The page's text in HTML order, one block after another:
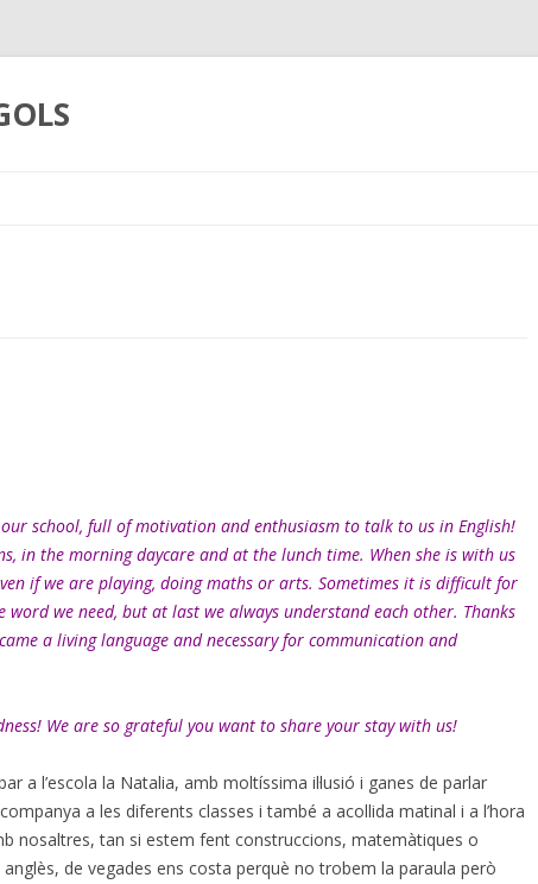
school, full of motivation and enthusiasm to talk to us in English!
in the morning daycare and at the lunch time. When she is with us
if we are playing, doing maths or arts. Sometimes it is difficult for
word we need, but at last we always understand each other. Thanks
a living language and necessary for communication and
We are so grateful you want to share your stay with us!
a l’escola la Natalia, amb moltíssima il·lusió i ganes de parlar
a les diferents classes i també a acollida matinal i a l’hora
nosaltres, tan si estem fent construccions, matemàtiques o
de vegades ens costa perquè no trobem la paraula però